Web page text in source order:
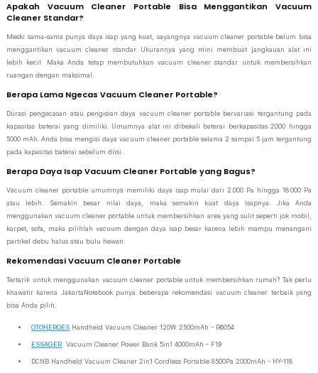
Apakah Vacuum Cleaner Portable Bisa Menggantikan Vacuum
Cleaner Standar?
Meski sama-sama punya daya isap yang kuat, sayangnya vacuum cleaner portable belum bisa
menggantikan vacuum cleaner standar. Ukurannya yang mini membuat jangkauan alat ini
lebih kecil. Maka Anda tetap membutuhkan vacuum cleaner standar untuk membersihkan
ruangan dengan maksimal.
Berapa Lama Ngecas Vacuum Cleaner Portable?
Durasi pengecasan atau pengisian daya vacuum cleaner portable bervariasi tergantung pada
kapasitas baterai yang dimiliki. Umumnya alat ini dibekali baterai berkapasitas 2000 hingga
5000 mAh. Anda bisa mengisi daya vacuum cleaner portable selama 2 sampai 5 jam tergantung
pada kapasitas baterai sebelum diisi.
Berapa Daya Isap Vacuum Cleaner Portable yang Bagus?
Vacuum cleaner portable umumnya memiliki daya isap mulai dari 2.000 Pa hingga 18.000 Pa
atau lebih. Semakin besar nilai daya, maka semakin kuat daya isapnya. Jika Anda
menggunakan vacuum cleaner portable untuk membersihkan area yang sulit seperti jok mobil,
karpet, sofa, maka pilihlah vacuum dengan daya isap besar karena lebih mampu menangani
partikel debu halus atau bulu hewan.
Rekomendasi Vacuum Cleaner Portable
Tertarik untuk menggunakan vacuum cleaner portable untuk membersihkan rumah? Tak perlu
khawatir karena JakartaNotebook punya beberapa rekomendasi vacuum cleaner terbaik yang
bisa Anda pilih.
OTOHEROES Handheld Vacuum Cleaner 120W 2500mAh - R6054
ESSAGER Vacuum Cleaner Power Bank 5in1 4000mAh - F19
DCNB Handheld Vacuum Cleaner 2in1 Cordless Portable 8500Pa 2000mAh - HY-118